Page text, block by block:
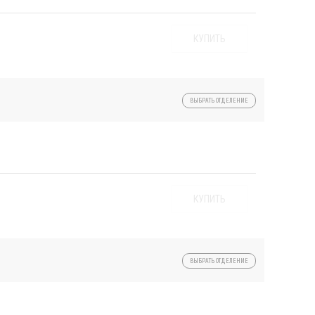
ВЫБРАТЬ ОТДЕЛЕНИЕ
ВЫБРАТЬ ОТДЕЛЕНИЕ